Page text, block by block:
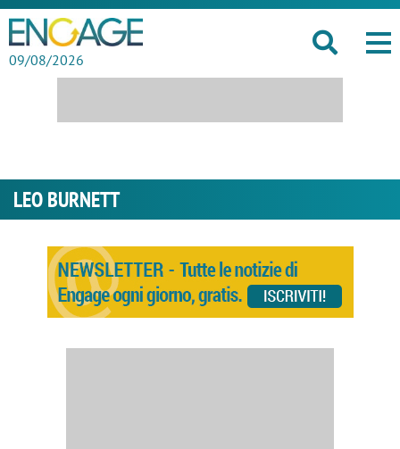
09/08/2026
LEO BURNETT